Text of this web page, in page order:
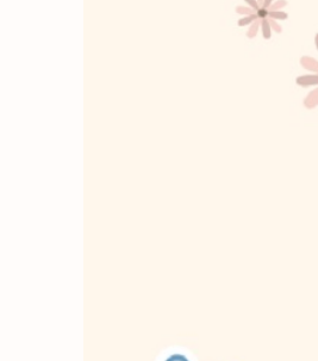
「コト」
子育て